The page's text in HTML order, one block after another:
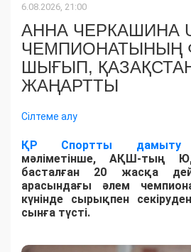
6.08.2026, 21:00
АННА ЧЕРКАШИНА
ЧЕМПИОНАТЫНЫҢ
ШЫҒЫП,
ЖАҢАРТТЫ
Сілтеме алу
ҚР Спортты дамыту
мәліметінше, АҚШ-тың
басталған 20 жасқа
арасындағы әлем
күнінде сырықпен
сынға түсті.